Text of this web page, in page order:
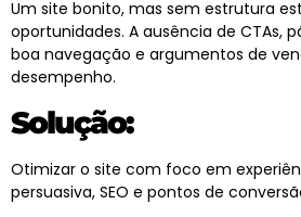
Um site bonito, mas sem estrutura
oportunidades. A ausência de CTAs,
boa navegação e argumentos de
desempenho.
Solução:
Otimizar o site com foco em
persuasiva, SEO e pontos de